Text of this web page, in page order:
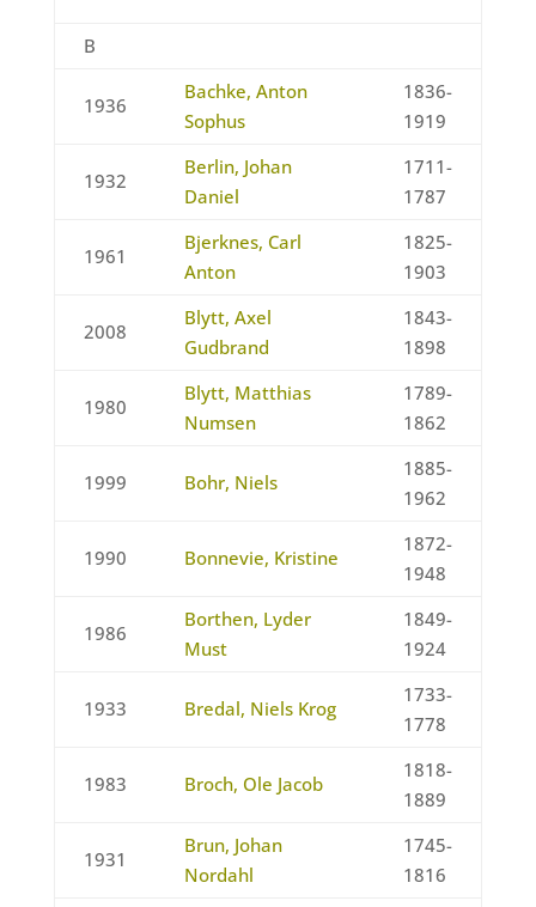
B
1936
Bachke, Anton
Sophus
1836-
1919
1932
Berlin, Johan
Daniel
1711-
1787
1961
Bjerknes, Carl
Anton
1825-
1903
2008
Blytt, Axel
Gudbrand
1843-
1898
1980
Blytt, Matthias
Numsen
1789-
1862
1999 Bohr, Niels
1885-
1962
1990 Bonnevie, Kristine
1872-
1948
1986
Borthen, Lyder
Must
1849-
1924
1933 Bredal, Niels Krog
1733-
1778
1983 Broch, Ole Jacob
1818-
1889
1931
Brun, Johan
Nordahl
1745-
1816